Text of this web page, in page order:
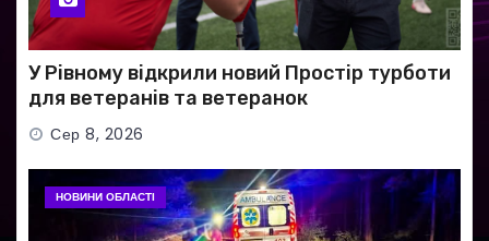
У Рівному відкрили новий Простір турботи
для ветеранів та ветеранок
Сер 8, 2026
НОВИНИ ОБЛАСТІ